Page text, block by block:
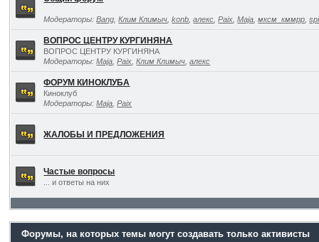
Модераторы:Bang ,Клим Климыч ,konb ,алекс ,Paix ,Maja ,мксм_кммрр ,
ВОПРОС ЦЕНТРУ КУРГИНЯНА
ВОПРОС ЦЕНТРУ КУРГИНЯНА
Модераторы:Maja ,Paix ,Клим Климыч ,алекс
ФОРУМ КИНОКЛУБА
Киноклуб
Модераторы:Maja ,Paix
ЖАЛОБЫ И ПРЕДЛОЖЕНИЯ
Частые вопросы
... и ответы на них
Форумы, на которых темы могут создавать только активисты